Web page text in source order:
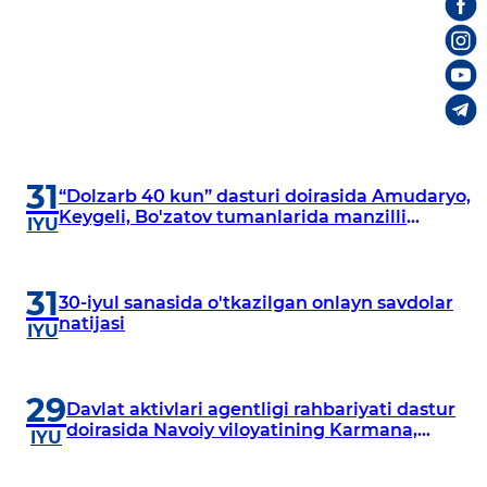
31
IYU
“Dolzarb 40 kun” dasturi doirasida Amudaryo,
Keygeli, Bo'zatov tumanlarida manzilli
31
IYU
30-iyul sanasida o'tkazilgan onlayn savdolar
natijasi
29
IYU
Davlat aktivlari agentligi rahbariyati dastur
doirasida Navoiy viloyatining Karmana,